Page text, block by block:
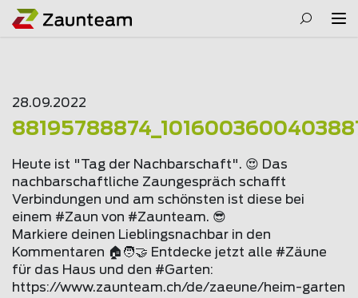
28.09.2022
Heute ist "Tag der Nachbarschaft". 😍 Das
nachbarschaftliche Zaungespräch schafft
Verbindungen und am schönsten ist diese bei
einem #Zaun von #Zaunteam. 😎
Markiere deinen Lieblingsnachbar in den
Kommentaren 🏠🧑🤝 Entdecke jetzt alle #Zäune
für das Haus und den #Garten:
https://www.zaunteam.ch/de/zaeune/heim-garten